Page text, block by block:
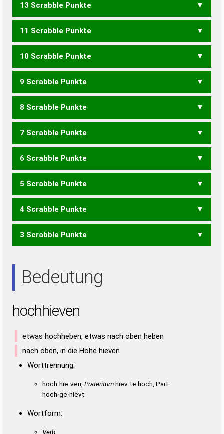
VIECH
13 Scrabble Punkte
VOCE VOCI
11 Scrabble Punkte
ECHOEN
10 Scrabble Punkte
VIEH CHINO ECHOE
9 Scrabble Punkte
HIV VON COHN ECHO
8 Scrabble Punkte
EHEC EICH ICON INCH
7 Scrabble Punkte
CHI ICH IOC HOHE HOHN
6 Scrabble Punkte
ICE HONE OHNE HEINE
5 Scrabble Punkte
HOI HON EHEN OIEN
4 Scrabble Punkte
EHE HEI HIN IHN ION
3 Scrabble Punkte
Bedeutung
hochhieven
etwas hochheben, etwas nach oben heben
nach oben, in die Höhe hieven
Worttrennung:
hoch·hie·ven, Präteritumhiev·te hoch, Part.
hoch·ge·hievt
Wortform:
Verb